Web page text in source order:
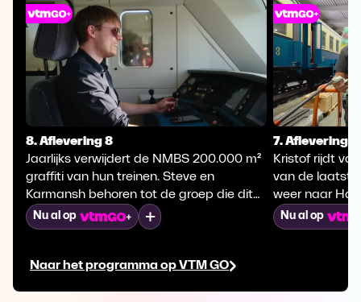
Naar het programma op VTM GO
8. Aflevering 8
Jaarlijks verwijdert de NMBS 200.000 m²
graffiti van hun treinen. Steve en
Karmansh behoren tot de groep die dit
aanpakken. Treinbegeleider Nicky
trotseert een overvolle trein, terwijl
schermen van zijn locomotief geeft.
Nu al op
7. Aflevering 7
Kristof rijdt
van de laatste
weer naar
zwartrijders
ziet een
Nu al op